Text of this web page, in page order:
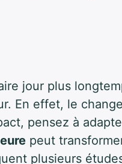
jour plus
En effet, le
pensez à
peut
plusieurs